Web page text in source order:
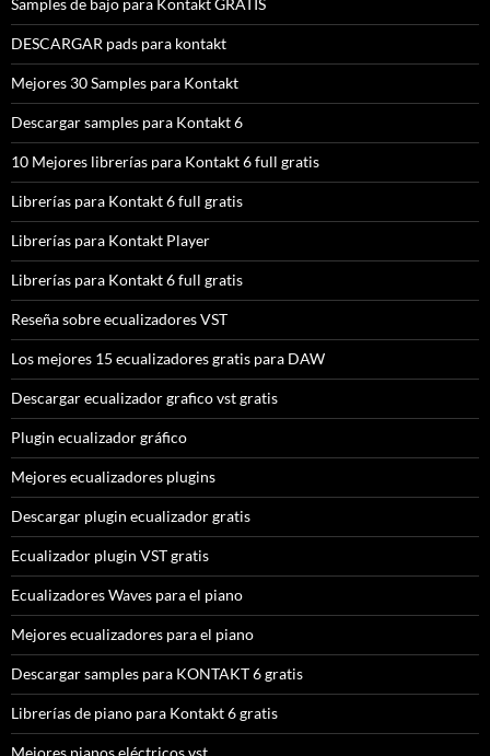
Samples de bajo para Kontakt GRATIS
DESCARGAR pads para kontakt
Mejores 30 Samples para Kontakt
Descargar samples para Kontakt 6
10 Mejores librerías para Kontakt 6 full gratis
Librerías para Kontakt 6 full gratis
Librerías para Kontakt Player
Librerías para Kontakt 6 full gratis
Reseña sobre ecualizadores VST
Los mejores 15 ecualizadores gratis para DAW
Descargar ecualizador grafico vst gratis
Plugin ecualizador gráfico
Mejores ecualizadores plugins
Descargar plugin ecualizador gratis
Ecualizador plugin VST gratis
Ecualizadores Waves para el piano
Mejores ecualizadores para el piano
Descargar samples para KONTAKT 6 gratis
Librerías de piano para Kontakt 6 gratis
Mejores pianos eléctricos vst